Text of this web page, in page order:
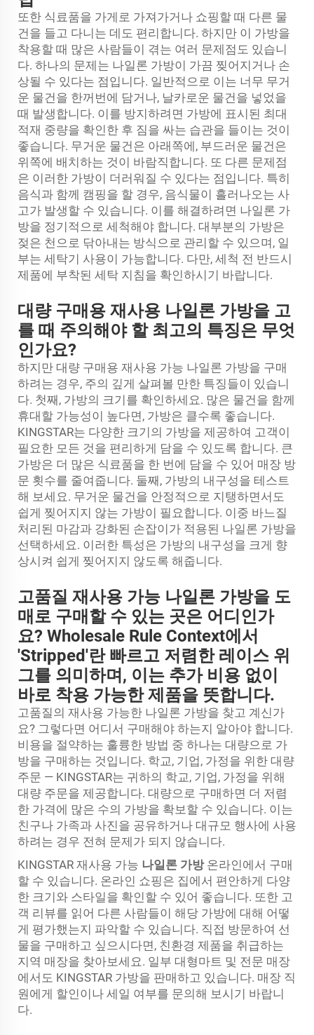
또한 식료품을 가게로 가져가거나 쇼핑할 때 다른 물
건을 들고 다니는 데도 편리합니다. 하지만 이 가방을
착용할 때 많은 사람들이 겪는 여러 문제점도 있습니
다. 하나의 문제는 나일론 가방이 가끔 찢어지거나 손
상될 수 있다는 점입니다. 일반적으로 이는 너무 무거
운 물건을 한꺼번에 담거나, 날카로운 물건을 넣었을
때 발생합니다. 이를 방지하려면 가방에 표시된 최대
적재 중량을 확인한 후 짐을 싸는 습관을 들이는 것이
좋습니다. 무거운 물건은 아래쪽에, 부드러운 물건은
위쪽에 배치하는 것이 바람직합니다. 또 다른 문제점
은 이러한 가방이 더러워질 수 있다는 점입니다. 특히
음식과 함께 캠핑을 할 경우, 음식물이 흘러나오는 사
고가 발생할 수 있습니다. 이를 해결하려면 나일론 가
방을 정기적으로 세척해야 합니다. 대부분의 가방은
젖은 천으로 닦아내는 방식으로 관리할 수 있으며, 일
부는 세탁기 사용이 가능합니다. 다만, 세척 전 반드시
제품에 부착된 세탁 지침을 확인하시기 바랍니다.
대량 구매용 재사용 나일론 가방을 고
를 때 주의해야 할 최고의 특징은 무엇
인가요?
하지만 대량 구매용 재사용 가능 나일론 가방을 구매
하려는 경우, 주의 깊게 살펴볼 만한 특징들이 있습니
다. 첫째, 가방의 크기를 확인하세요. 많은 물건을 함께
휴대할 가능성이 높다면, 가방은 클수록 좋습니다.
KINGSTAR는 다양한 크기의 가방을 제공하여 고객이
필요한 모든 것을 편리하게 담을 수 있도록 합니다. 큰
가방은 더 많은 식료품을 한 번에 담을 수 있어 매장 방
문 횟수를 줄여줍니다. 둘째, 가방의 내구성을 테스트
해 보세요. 무거운 물건을 안정적으로 지탱하면서도
쉽게 찢어지지 않는 가방이 필요합니다. 이중 바느질
처리된 마감과 강화된 손잡이가 적용된 나일론 가방을
선택하세요. 이러한 특성은 가방의 내구성을 크게 향
상시켜 쉽게 찢어지지 않도록 해줍니다.
고품질 재사용 가능 나일론 가방을 도
매로 구매할 수 있는 곳은 어디인가
요? Wholesale Rule Context에서
'Stripped'란 빠르고 저렴한 레이스 위
그를 의미하며, 이는 추가 비용 없이
바로 착용 가능한 제품을 뜻합니다.
고품질의 재사용 가능한 나일론 가방을 찾고 계신가
요? 그렇다면 어디서 구매해야 하는지 알아야 합니다.
비용을 절약하는 훌륭한 방법 중 하나는 대량으로 가
방을 구매하는 것입니다. 학교, 기업, 가정을 위한 대량
주문 — KINGSTAR는 귀하의 학교, 기업, 가정을 위해
대량 주문을 제공합니다. 대량으로 구매하면 더 저렴
한 가격에 많은 수의 가방을 확보할 수 있습니다. 이는
친구나 가족과 사진을 공유하거나 대규모 행사에 사용
하려는 경우 전혀 문제가 되지 않습니다.
KINGSTAR 재사용 가능 나일론 가방 온라인에서 구매
할 수 있습니다. 온라인 쇼핑은 집에서 편안하게 다양
한 크기와 스타일을 확인할 수 있어 좋습니다. 또한 고
객 리뷰를 읽어 다른 사람들이 해당 가방에 대해 어떻
게 평가했는지 파악할 수 있습니다. 직접 방문하여 선
물을 구매하고 싶으시다면, 친환경 제품을 취급하는
지역 매장을 찾아보세요. 일부 대형마트 및 전문 매장
에서도 KINGSTAR 가방을 판매하고 있습니다. 매장 직
원에게 할인이나 세일 여부를 문의해 보시기 바랍니
다.